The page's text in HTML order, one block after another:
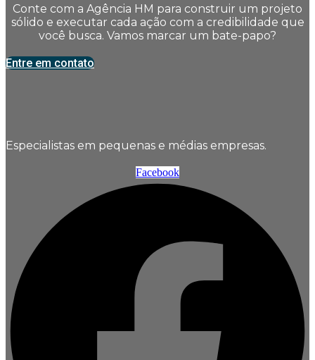
Conte com a Agência HM para construir um projeto
sólido e executar cada ação com a credibilidade que
você busca. Vamos marcar um bate-papo?
Entre em contato
Especialistas em pequenas e médias empresas.
Facebook